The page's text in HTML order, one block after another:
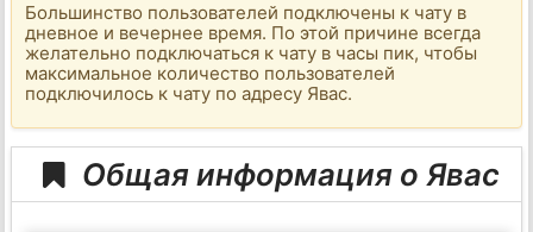
Большинство пользователей подключены к чату в
дневное и вечернее время. По этой причине всегда
желательно подключаться к чату в часы пик, чтобы
максимальное количество пользователей
подключилось к чату по адресу Явас.
Общая информация о Явас